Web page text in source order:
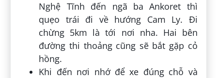
Nghệ Tĩnh đến ngã ba Ankoret thì
quẹo trái đi về hướng Cam Ly. Đi
chừng 5km là tới nơi nha. Hai bên
đường thi thoảng cũng sẽ bắt gặp cỏ
hồng.
Khi đến nơi nhớ để xe đúng chỗ và